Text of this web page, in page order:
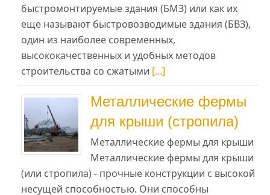
быстромонтируемые здания (БМЗ) или как их
еще называют быстровозводимые здания (БВЗ),
один из наиболее современных,
высококачественных и удобных методов
строительства со сжатыми [...]
Металлические фермы
для крыши (стропила)
Металлические фермы для крыши
Металлические фермы для крыши
(или стропила) - прочные конструкции с высокой
несущей способностью. Они способны